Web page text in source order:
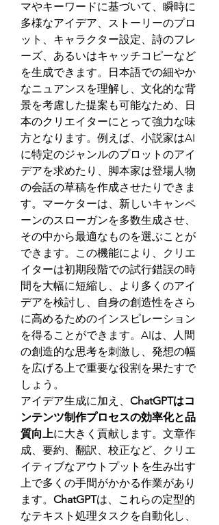
マやキーワードに基づいて、瞬時に
多様なアイデア、ストーリーのプロ
ット、キャラクター設定、詩のフレ
ーズ、あるいはキャッチコピーなど
を生成できます。日本語での細やか
なニュアンスを理解し、文化的な背
景を考慮した提案も可能なため、日
本のクリエイターにとって強力な味
方となります。例えば、小説家はAI
に特定のジャンルのプロットのアイ
デアを求めたり、脚本家は登場人物
の会話の草稿を作成させたりできま
す。マーケターは、新しいキャンペ
ーンのスローガンを多数生成させ、
その中から最適なものを選ぶことが
できます。この機能により、クリエ
イターは初期段階での試行錯誤の時
間を大幅に短縮し、より多くのアイ
デアを検討し、自身の創造性をさら
に高めるためのインスピレーション
を得ることができます。AIは、人間
の創造的な思考を刺激し、発想の幅
を広げる上で重要な役割を果たすで
しょう。
アイデア生成に加え、 ChatGPTはコ
ンテンツ制作プロセスの効率化と品
質向上に大きく貢献します。文章作
成、要約、翻訳、校正など、クリエ
イティブなアウトプットを生み出す
上で多くの手間がかかる作業があり
ます。 ChatGPTは、これらの定型的
なテキスト処理タスクを自動化し、